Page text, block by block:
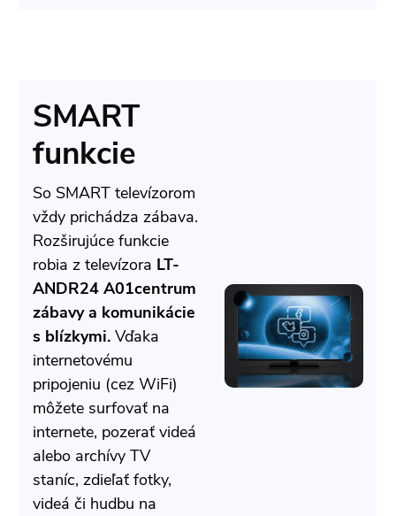
SMART
funkcie
So SMART televízorom
vždy prichádza zábava.
Rozširujúce funkcie
robia z televízora LT-
ANDR24 A01centrum
zábavy a komunikácie
s blízkymi. Vďaka
internetovému
pripojeniu (cez WiFi)
môžete surfovať na
internete, pozerať videá
alebo archívy TV
staníc, zdieľať fotky,
videá či hudbu na